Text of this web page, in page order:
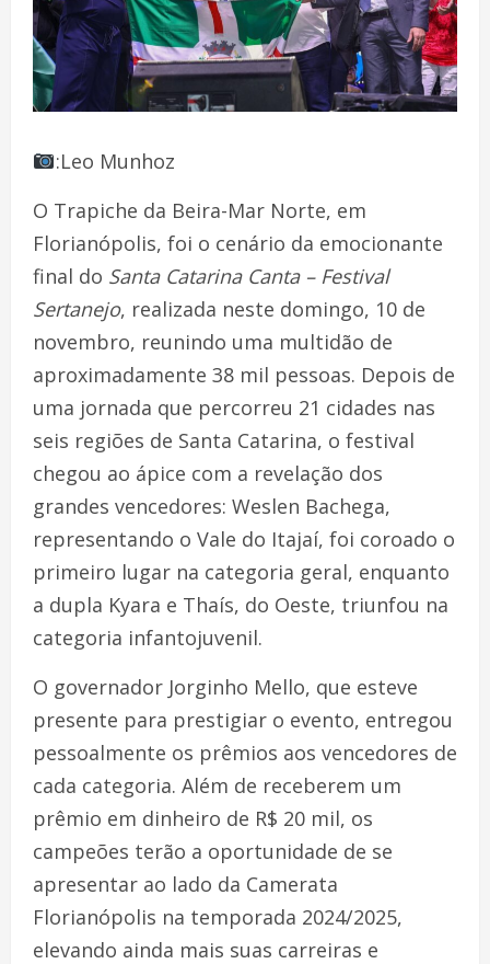
:Leo Munhoz
O Trapiche da Beira-Mar Norte, em
Florianópolis, foi o cenário da emocionante
final do Santa Catarina Canta – Festival
Sertanejo, realizada neste domingo, 10 de
novembro, reunindo uma multidão de
aproximadamente 38 mil pessoas. Depois de
uma jornada que percorreu 21 cidades nas
seis regiões de Santa Catarina, o festival
chegou ao ápice com a revelação dos
grandes vencedores: Weslen Bachega,
representando o Vale do Itajaí, foi coroado o
primeiro lugar na categoria geral, enquanto
a dupla Kyara e Thaís, do Oeste, triunfou na
categoria infantojuvenil.
O governador Jorginho Mello, que esteve
presente para prestigiar o evento, entregou
pessoalmente os prêmios aos vencedores de
cada categoria. Além de receberem um
prêmio em dinheiro de R$ 20 mil, os
campeões terão a oportunidade de se
apresentar ao lado da Camerata
Florianópolis na temporada 2024/2025,
elevando ainda mais suas carreiras e